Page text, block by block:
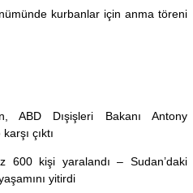
kurbanlar için anma töreni
ABD Dışişleri Bakanı Antony
çıktı
600 kişi yaralandı – Sudan’daki
yitirdi